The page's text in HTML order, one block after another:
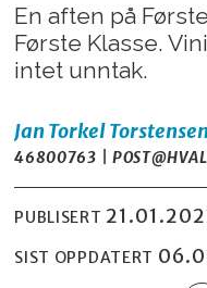
En aften på
Første Klasse.
intet unntak.
Jan Torkel
46800763 |
PUBLISERT
SIST OPPDATERT